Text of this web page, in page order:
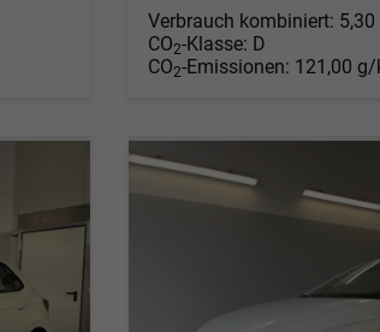
Verbrauch kombiniert:
CO2-Klasse: D
CO2-Emissionen: 121,00